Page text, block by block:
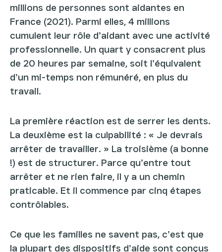
millions de personnes sont aidantes en
France (2021). Parmi elles, 4 millions
cumulent leur rôle d’aidant avec une activité
professionnelle. Un quart y consacrent plus
de 20 heures par semaine, soit l’équivalent
d’un mi-temps non rémunéré, en plus du
travail.
La première réaction est de serrer les dents.
La deuxième est la culpabilité : « Je devrais
arrêter de travailler. » La troisième (a bonne
!) est de structurer. Parce qu’entre tout
arrêter et ne rien faire, il y a un chemin
praticable. Et il commence par cinq étapes
contrôlables.
Ce que les familles ne savent pas, c’est que
la plupart des dispositifs d’aide sont conçus